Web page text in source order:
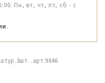
Пн, вт, чт, пт, сб - с
.арт.9846